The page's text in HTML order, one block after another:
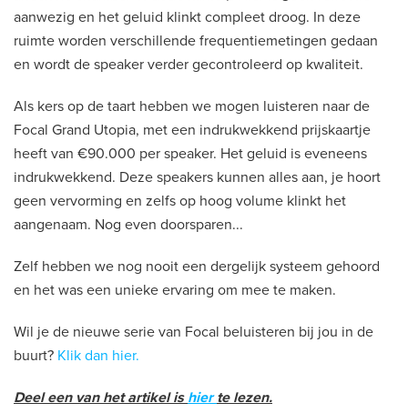
aanwezig en het geluid klinkt compleet droog. In deze
ruimte worden verschillende frequentiemetingen gedaan
en wordt de speaker verder gecontroleerd op kwaliteit.
Als kers op de taart hebben we mogen luisteren naar de
Focal Grand Utopia, met een indrukwekkend prijskaartje
heeft van €90.000 per speaker. Het geluid is eveneens
indrukwekkend. Deze speakers kunnen alles aan, je hoort
geen vervorming en zelfs op hoog volume klinkt het
aangenaam. Nog even doorsparen...
Zelf hebben we nog nooit een dergelijk systeem gehoord
en het was een unieke ervaring om mee te maken.
Wil je de nieuwe serie van Focal beluisteren bij jou in de
buurt? Klik dan hier.
Deel een van het artikel is hier te lezen.